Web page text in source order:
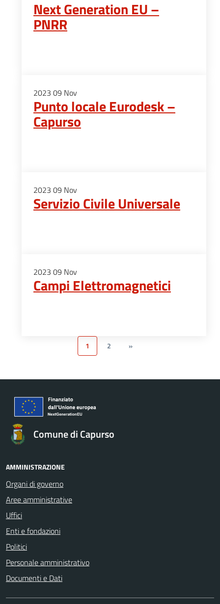
Next Generation EU –
PNRR
2023 09 Nov
Punto locale Eurodesk –
Capurso
2023 09 Nov
Servizio Civile Universale
2023 09 Nov
Campi Elettromagnetici
1 2 »
Comune di Capurso
AMMINISTRAZIONE
Organi di governo
Aree amministrative
Uffici
Enti e fondazioni
Politici
Personale amministrativo
Documenti e Dati